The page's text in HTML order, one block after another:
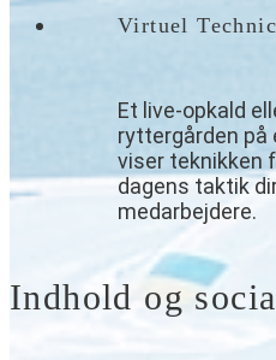
Virtuel
Et live-opkald
ryttergården på
viser teknikken
dagens taktik
medarbejdere.
Indhold og